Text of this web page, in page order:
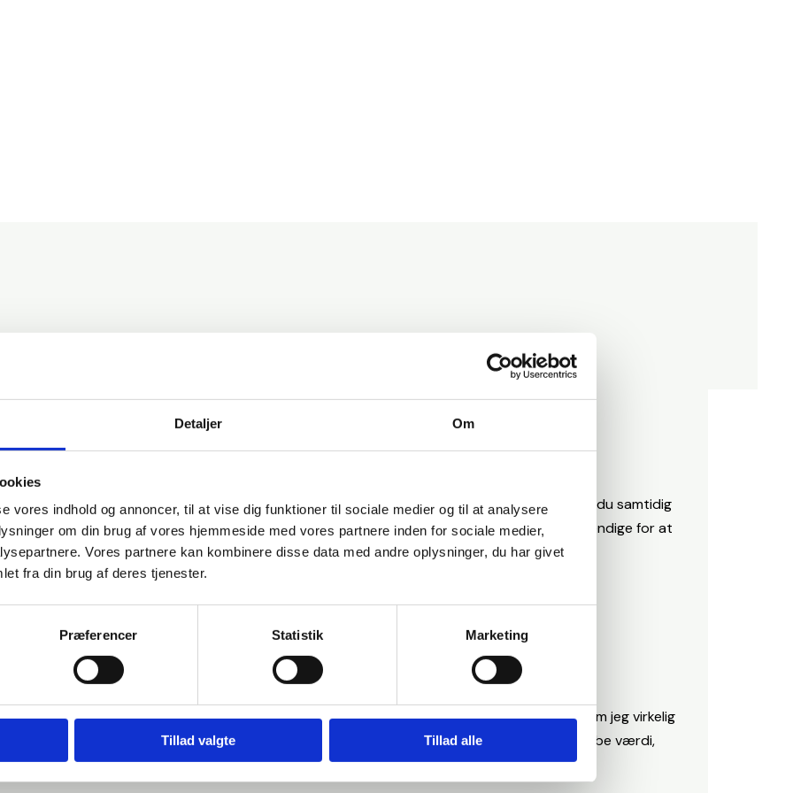
Detaljer Om
vores indhold og annoncer, til at vise dig funktioner til sociale medier og til at analysere
om din brug af vores hjemmeside med vores partnere inden for sociale medier,
Vores partnere kan kombinere disse data med andre oplysninger, du har givet
fra din brug af deres tjenester.
Præferencer Statistik Marketing
Tillad valgte Tillad alle
ejes af Sophia, e-mail: shan58578@edu.ucl.dkHvis du benytter vores hjemmeside, accepterer du samtidig
gemt på din computer når du besøger en hjemmeside. Vi bruger cookies, fordi de er nødvendige for at
hesteliv
og bor i Odense. Til daglig læser jeg en professionsbachelor i e-handel. Et studie, som jeg virkelig
Jeg elsker at dykke ned i, hvordan digitale platforme kan bruges til at skabe værdi,